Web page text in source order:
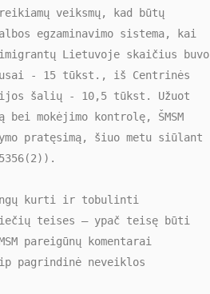
veiksmų, kad būtų
egzaminavimo sistema, kai
Lietuvoje skaičius buvo
- 15 tūkst., iš Centrinės
šalių - 10,5 tūkst. Užuot
mokėjimo kontrolę, ŠMSM
pratęsimą, šiuo metu siūlant
kurti ir tobulinti
teises – ypač teisę būti
pareigūnų komentarai
pagrindinė neveiklos